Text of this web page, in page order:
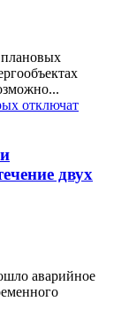
плановых
двух
аварийное